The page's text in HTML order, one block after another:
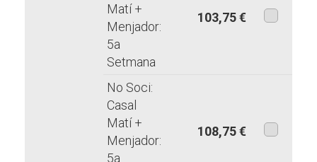
Matí +
Menjador:
5a
Setmana
103,75 €
No Soci:
Casal
Matí +
Menjador:
5a
108,75 €